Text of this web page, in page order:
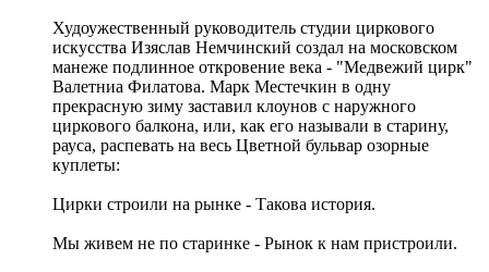
Худоужественный руководитель студии циркового
искусства Изяслав Немчинский создал на московском
манеже подлинное откровение века - "Медвежий цирк"
Валетниа Филатова. Марк Местечкин в одну
прекрасную зиму заставил клоунов с наружного
циркового балкона, или, как его называли в старину,
рауса, распевать на весь Цветной бульвар озорные
куплеты:
Цирки строили на рынке - Такова история.
Мы живем не по старинке - Рынок к нам пристроили.